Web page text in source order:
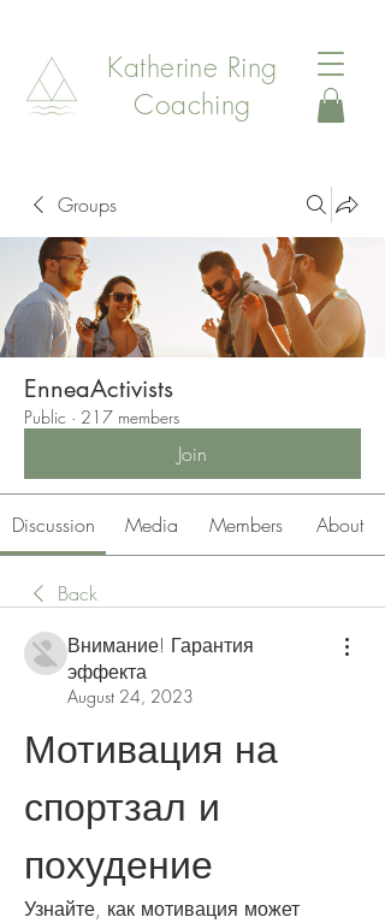
Katherine Ring
Coaching
Groups
EnneaActivists
Public · 217 members
Join
Discussion Media Members About
Back
Внимание! Гарантия
эффекта
August 24, 2023
Мотивация на
спортзал и
похудение
Узнайте, как мотивация может